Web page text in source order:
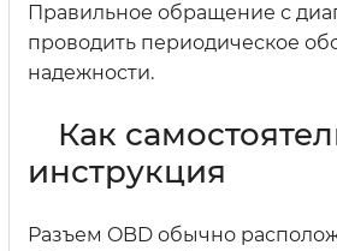
Правильное обращение с
проводить периодическое
надежности.
Как
инструкция
Разъем OBD обычно